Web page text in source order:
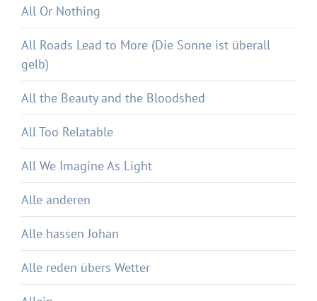
All Or Nothing
All Roads Lead to More (Die Sonne ist überall
gelb)
All the Beauty and the Bloodshed
All Too Relatable
All We Imagine As Light
Alle anderen
Alle hassen Johan
Alle reden übers Wetter